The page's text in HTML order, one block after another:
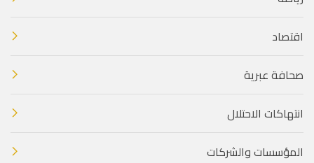
اقتصاد
صحافة عبرية
انتهاكات الاحتلال
المؤسسات والشركات